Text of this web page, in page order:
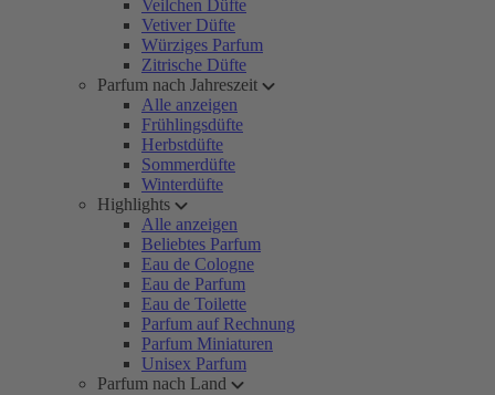
Veilchen Düfte
Vetiver Düfte
Würziges Parfum
Zitrische Düfte
Parfum nach Jahreszeit
Alle anzeigen
Frühlingsdüfte
Herbstdüfte
Sommerdüfte
Winterdüfte
Highlights
Alle anzeigen
Beliebtes Parfum
Eau de Cologne
Eau de Parfum
Eau de Toilette
Parfum auf Rechnung
Parfum Miniaturen
Unisex Parfum
Parfum nach Land